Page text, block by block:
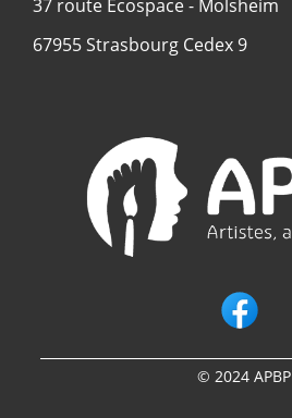
37 route Ecospace - Molsheim
67955 Strasbourg Cedex 9
© 2024 APBP